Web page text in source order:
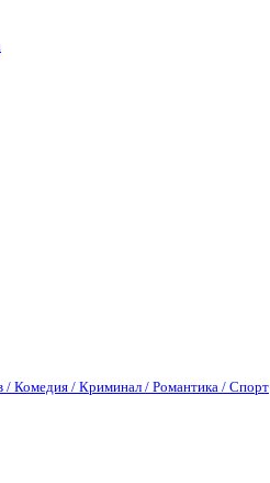
/ Комедия / Криминал / Романтика / Спорт